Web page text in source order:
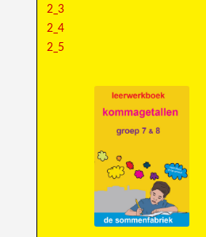
2_3
2_4
2_5